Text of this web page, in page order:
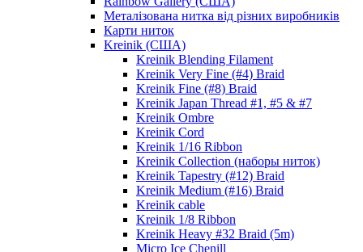
Металізована нитка від різних виробників
Карти ниток
Kreinik (США)
Kreinik Blending Filament
Kreinik Very Fine (#4) Braid
Kreinik Fine (#8) Braid
Kreinik Japan Thread #1, #5 & #7
Kreinik Ombre
Kreinik Cord
Kreinik 1/16 Ribbon
Kreinik Collection (наборы ниток)
Kreinik Tapestry (#12) Braid
Kreinik Medium (#16) Braid
Kreinik cable
Kreinik 1/8 Ribbon
Kreinik Heavy #32 Braid (5m)
Micro Ice Chenill